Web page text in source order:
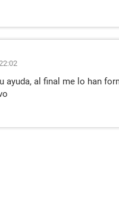
ayuda, al final me lo han